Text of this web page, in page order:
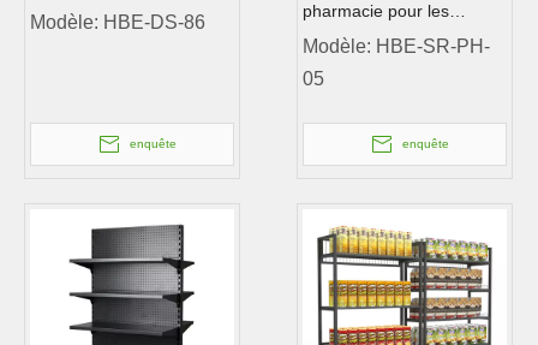
Modèle: HBE-DS-86
enquête
pharmacie pour les
chimistes Shop
Modèle: HBE-SR-PH-
05
enquête